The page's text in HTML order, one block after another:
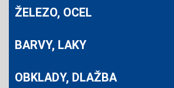
ŽELEZO, OCEL
BARVY, LAKY
OBKLADY, DLAŽBA